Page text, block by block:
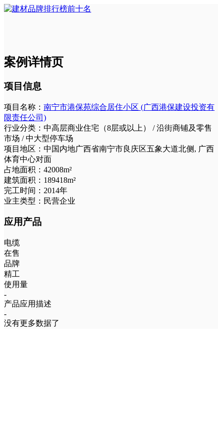
案例详情页
项目信息
项目名称： 南宁市港保苑综合居住小区 (广西港保建设投资有
限责任公司)
行业分类： 中高层商业住宅（8层或以上） / 沿街商铺及零售
市场 / 中大型停车场
项目地区： 中国内地广西省南宁市良庆区五象大道北侧, 广西
体育中心对面
占地面积： 42008m²
建筑面积： 189418m²
完工时间： 2014年
业主类型： 民营企业
应用产品
电缆
在售
品牌
精工
使用量
-
产品应用描述
-
没有更多数据了